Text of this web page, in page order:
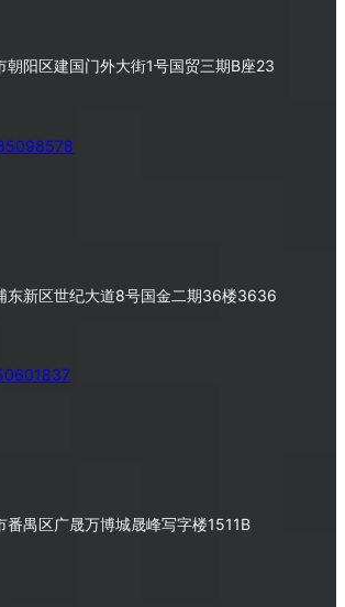
朝阳区建国门外大街1号国贸三期B座23
东新区世纪大道8号国金二期36楼3636
番禺区广晟万博城晟峰写字楼1511B